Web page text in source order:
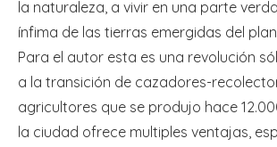
la naturaleza, a vivir en una parte
ínfima de las tierras emergidas del
Para el autor esta es una revolución
a la transición de cazadores-
agricultores que se produjo hace
la ciudad ofrece multiples ventajas,